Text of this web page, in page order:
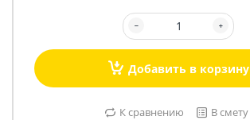
Добавить в корзину
К сравнению В смету